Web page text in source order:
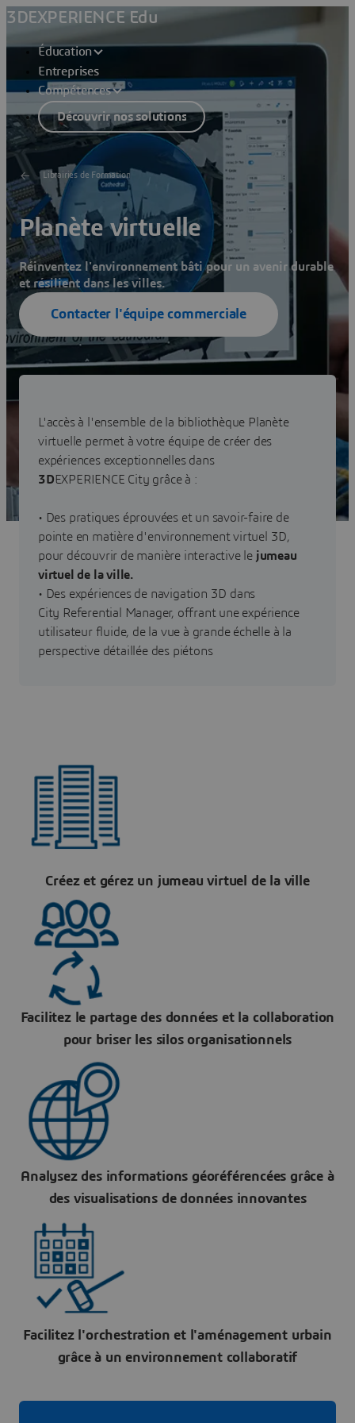
3DEXPERIENCE Edu
Éducation
Entreprises
Compétences
Découvrir nos solutions
Librairies de Formation
Planète virtuelle
Réinventez l'environnement bâti pour un avenir durable
et résilient dans les villes.
Contacter l'équipe commerciale
L'accès à l'ensemble de la bibliothèque Planète
virtuelle permet à votre équipe de créer des
expériences exceptionnelles dans
3DEXPERIENCE City grâce à :
• Des pratiques éprouvées et un savoir-faire de
pointe en matière d'environnement virtuel 3D,
pour découvrir de manière interactive le jumeau
virtuel de la ville.
• Des expériences de navigation 3D dans
City Referential Manager, offrant une expérience
utilisateur fluide, de la vue à grande échelle à la
perspective détaillée des piétons
Créez et gérez un jumeau virtuel de la ville
Facilitez le partage des données et la collaboration
pour briser les silos organisationnels
Analysez des informations géoréférencées grâce à
des visualisations de données innovantes
Facilitez l'orchestration et l'aménagement urbain
grâce à un environnement collaboratif